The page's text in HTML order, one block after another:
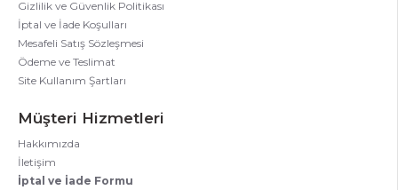
Gizlilik ve Güvenlik Politikası
İptal ve İade Koşulları
Mesafeli Satış Sözleşmesi
Ödeme ve Teslimat
Site Kullanım Şartları
Müşteri Hizmetleri
Hakkımızda
İletişim
İptal ve İade Formu